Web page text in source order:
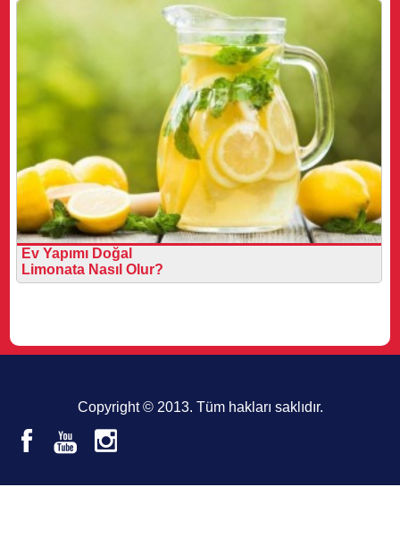
Ev Yapımı Doğal
Limonata Nasıl Olur?
Copyright © 2013. Tüm hakları saklıdır.